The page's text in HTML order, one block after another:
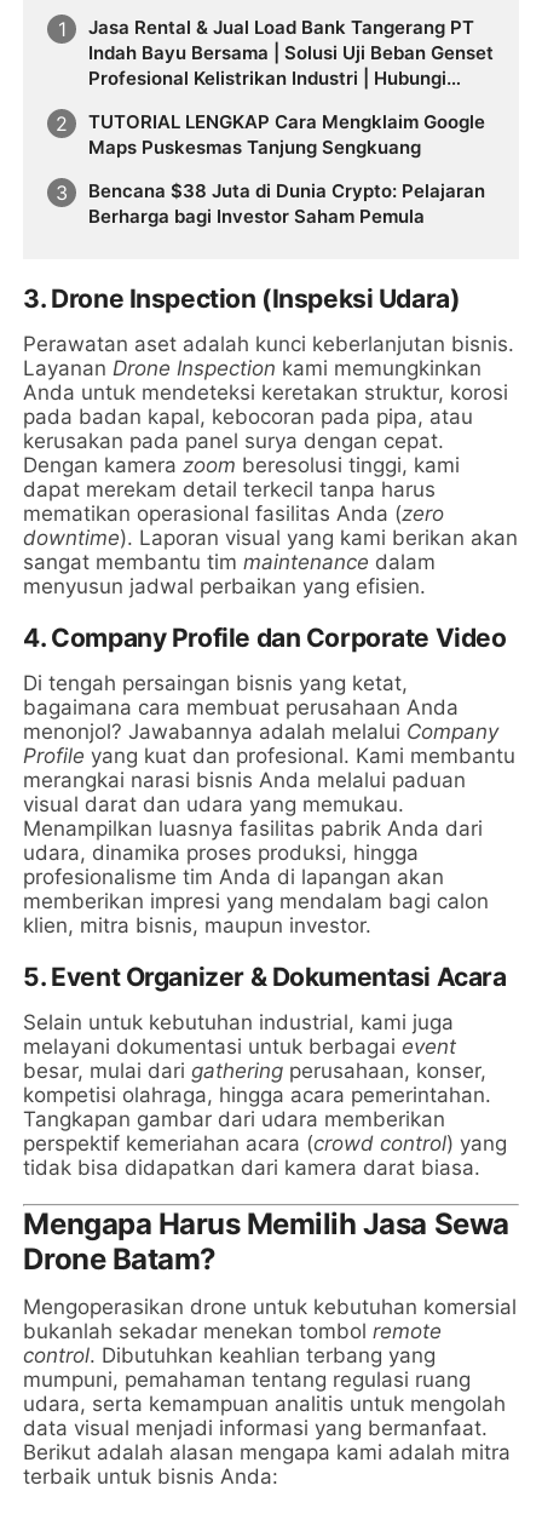
Jasa Rental & Jual Load Bank Tangerang PT
Indah Bayu Bersama | Solusi Uji Beban Genset
Profesional Kelistrikan Industri | Hubungi
TUTORIAL LENGKAP Cara Mengklaim Google
Maps Puskesmas Tanjung Sengkuang
Bencana $38 Juta di Dunia Crypto: Pelajaran
Berharga bagi Investor Saham Pemula
3. Drone Inspection (Inspeksi Udara)
Perawatan aset adalah kunci keberlanjutan bisnis.
Layanan Drone Inspection kami memungkinkan
Anda untuk mendeteksi keretakan struktur, korosi
pada badan kapal, kebocoran pada pipa, atau
kerusakan pada panel surya dengan cepat.
Dengan kamerazoom beresolusi tinggi, kami
dapat merekam detail terkecil tanpa harus
mematikan operasional fasilitas Anda (zero
downtime). Laporan visual yang kami berikan akan
sangat membantu timmaintenance dalam
menyusun jadwal perbaikan yang efisien.
4. Company Profile dan Corporate Video
Di tengah persaingan bisnis yang ketat,
bagaimana cara membuat perusahaan Anda
menonjol? Jawabannya adalah melalui Company
Profile yang kuat dan profesional. Kami membantu
merangkai narasi bisnis Anda melalui paduan
visual darat dan udara yang memukau.
Menampilkan luasnya fasilitas pabrik Anda dari
udara, dinamika proses produksi, hingga
profesionalisme tim Anda di lapangan akan
memberikan impresi yang mendalam bagi calon
klien, mitra bisnis, maupun investor.
5. Event Organizer & Dokumentasi Acara
Selain untuk kebutuhan industrial, kami juga
melayani dokumentasi untuk berbagaievent
besar, mulai darigathering perusahaan, konser,
kompetisi olahraga, hingga acara pemerintahan.
Tangkapan gambar dari udara memberikan
perspektif kemeriahan acara (crowd control) yang
tidak bisa didapatkan dari kamera darat biasa.
Mengapa Harus Memilih Jasa Sewa
Drone Batam?
Mengoperasikan drone untuk kebutuhan komersial
bukanlah sekadar menekan tombolremote
control. Dibutuhkan keahlian terbang yang
mumpuni, pemahaman tentang regulasi ruang
udara, serta kemampuan analitis untuk mengolah
data visual menjadi informasi yang bermanfaat.
Berikut adalah alasan mengapa kami adalah mitra
terbaik untuk bisnis Anda: